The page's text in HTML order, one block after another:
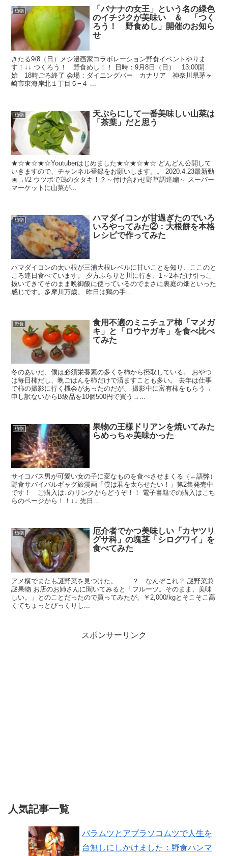
植物
「バナナの女王」という名の緑色
のイチジクが美味い ＆ 「つく
ろう！ 野食めし」開催のお知ら
せ
きたる9/8（日）メシ漫画家コラボレーション野食イベントやりま
す！↓↓ つくろう！ 野食めし！！ 日時：9月8日（日） 13:00開
始 18時ごろ終了 会場：ダイニングバー カナリア 神奈川県茅ヶ
崎市東海岸北１丁目５−４ ...
植物
天ぷらにして一番美味しい山菜は
「茶葉」だと思う
★☆★☆★☆Youtuberはじめました★☆★☆★☆ どんどん公開して
いきますので、チャンネル登録をお願いします。。 2020.4.23最新動
画→#2 ウツボで鶏のタタキ！？～付け合わせ野草調達編～ スーパー
マーケットに山菜が...
植物
ハマダイコンが甘過ぎたのでいろ
いろやってみた②：大根餅を本格
レシピで作ってみた
ハマダイコンの太い根が三浦大根レベルに甘いことを知り、ここのと
ころ連日食べています。 夕方ふらりと川に行き、1～2本だけ引っこ
抜いてきてそのまま晩御飯に使っているのでまさに裏庭の畑といった
感じです。多摩川万歳。 昨日は鶏の手...
野食
食用不適のミニチュア柿「マメガ
キ」と「ロウヤガキ」を食べ比べ
てみた
冬のあいだ、僕は必須栄養素の多くを柿から摂取している。 おやつ
は毎日柿だし、晩ごはんを柿だけで済ますことも多い。 去年は仕事
で柿の撮影に行く機会があったのだが、 撮影中に富有柿をもらう→
申し訳ないからB級品を10個500円で買う→...
植物
果物の王様ドリアンを焼いてみた
らめっちゃ美味かった
サイコパス男が可愛い女の子に変なものを食べさせまくる（←語弊）
野食サバイバルギャグ旅漫画「僕は君を太らせたい！」第2集発売中
です！ ご購入は↓のリンクからどうぞ！！ 電子書籍での購入はこち
らのページから！！↓↓ 先日...
植物
厄介者でかつ美味しい「カヤツリ
グサ科」の塊茎「シログワイ」を
食べてみた
アメ横でまたも謎野菜を見つけた。 ……？ なんぞこれ？ 謎野菜兼
謎果物 お店のお姉さんに聞いてみると「フルーツ。そのまま、美味
しい。」とのことだったので買ってみたが、￥2,000/kgとそこそこ高
くてちょっとびっくりし...
スポンサーリンク
人気記事一覧
バラムツとアブラソコムツで人生を
台無しにしかけました：野食ハンマ